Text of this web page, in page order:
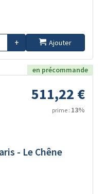
+ Ajouter
en précommande
511,22 €
prime : 13%
- Le Chêne